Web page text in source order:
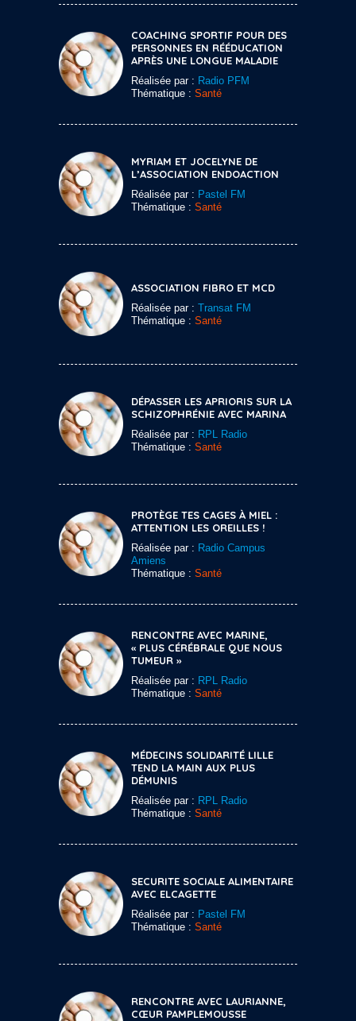
COACHING SPORTIF POUR DES
PERSONNES EN RÉÉDUCATION
APRÈS UNE LONGUE MALADIE
Réalisée par : Radio PFM
Thématique : Santé
MYRIAM ET JOCELYNE DE
L’ASSOCIATION ENDOACTION
Réalisée par : Pastel FM
Thématique : Santé
ASSOCIATION FIBRO ET MCD
Réalisée par : Transat FM
Thématique : Santé
DÉPASSER LES APRIORIS SUR LA
SCHIZOPHRÉNIE AVEC MARINA
Réalisée par : RPL Radio
Thématique : Santé
PROTÈGE TES CAGES À MIEL :
ATTENTION LES OREILLES !
Réalisée par : Radio Campus
Amiens
Thématique : Santé
RENCONTRE AVEC MARINE,
« PLUS CÉRÉBRALE QUE NOUS
TUMEUR »
Réalisée par : RPL Radio
Thématique : Santé
MÉDECINS SOLIDARITÉ LILLE
TEND LA MAIN AUX PLUS
DÉMUNIS
Réalisée par : RPL Radio
Thématique : Santé
SECURITE SOCIALE ALIMENTAIRE
AVEC ELCAGETTE
Réalisée par : Pastel FM
Thématique : Santé
RENCONTRE AVEC LAURIANNE,
CŒUR PAMPLEMOUSSE